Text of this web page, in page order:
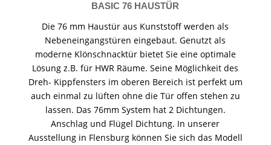
BASIC 76 HAUSTÜR
Die 76 mm Haustür aus Kunststoff werden als
Nebeneingangstüren eingebaut. Genutzt als
moderne Klönschnacktür bietet Sie eine optimale
Lösung z.B. für HWR Räume. Seine Möglichkeit des
Dreh- Kippfensters im oberen Bereich ist perfekt um
auch einmal zu lüften ohne die Tür offen stehen zu
lassen. Das 76mm System hat 2 Dichtungen.
Anschlag und Flügel Dichtung. In unserer
Ausstellung in Flensburg können Sie sich das Modell